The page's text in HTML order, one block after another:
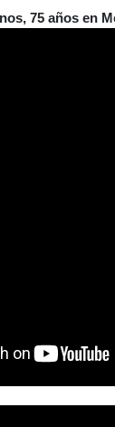
75 años en